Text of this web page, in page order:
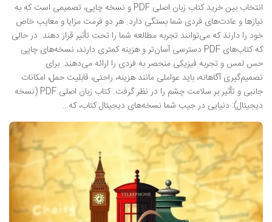
انتخاب بین خرید کتاب زبان اصلی PDF و نسخه چاپی، تصمیمی است که به
نیازها و عادت‌های فردی شما بستگی دارد. هر دو فرمت مزایا و معایب خاص
خود را دارند که می‌توانند تجربه مطالعه شما را تحت تأثیر قرار دهند. در حالی
که کتاب‌های PDF دسترسی آسان‌تر و هزینه‌ کمتری دارند، نسخه‌های چاپی
حس لمس و تجربه فیزیکی منحصر به فردی را ارائه می‌دهند. برای
تصمیم‌گیری آگاهانه، باید عواملی مانند هزینه، راحتی، قابلیت حمل، امکانات
جانبی و تأثیر بر سلامت چشم را در نظر گرفت. کتاب زبان اصلی PDF (نسخه
دیجیتال): دنیایی در جیب شما نسخه‌های دیجیتال کتاب، که…